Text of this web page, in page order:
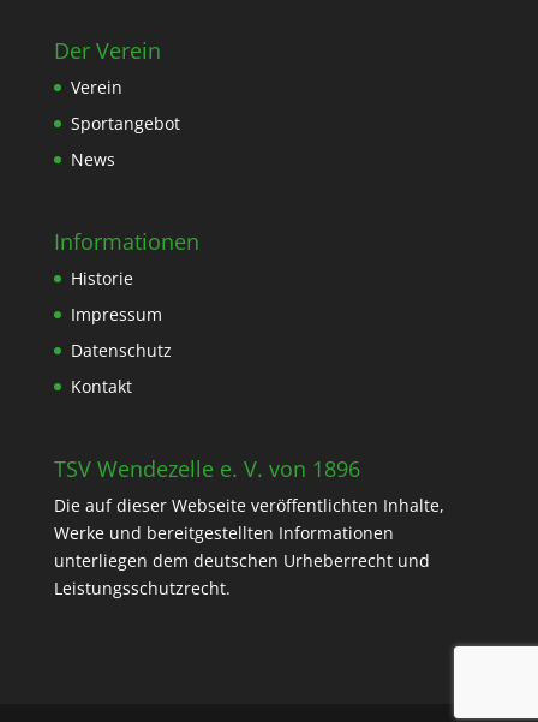
Der Verein
Verein
Sportangebot
News
Informationen
Historie
Impressum
Datenschutz
Kontakt
TSV Wendezelle e. V. von 1896
Die auf dieser Webseite veröffentlichten Inhalte,
Werke und bereitgestellten Informationen
unterliegen dem deutschen Urheberrecht und
Leistungsschutzrecht.